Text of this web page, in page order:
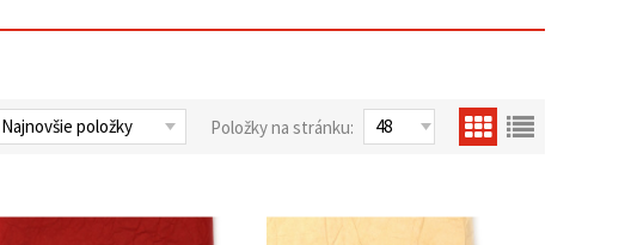
Položky na stránku: